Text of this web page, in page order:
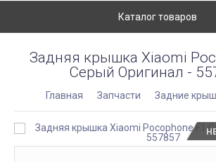
Каталог товаров
Задняя крышка Xiaomi
Серый Оригинал -
Главная Запчасти Задние